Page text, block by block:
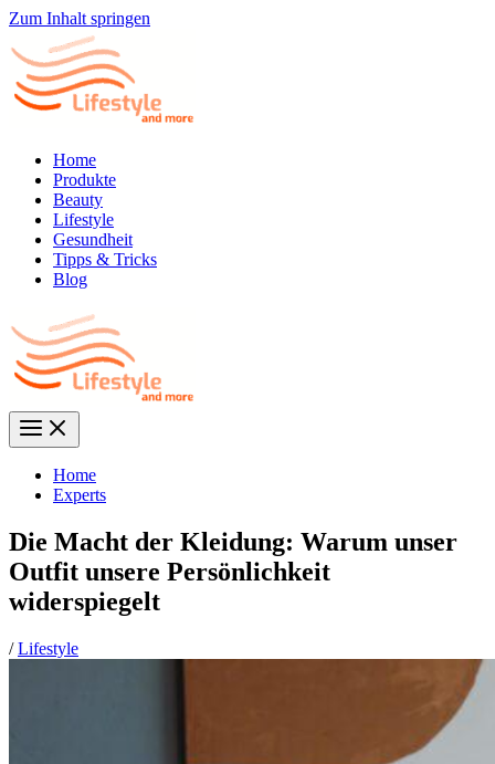
Zum Inhalt springen
Home
Produkte
Beauty
Lifestyle
Gesundheit
Tipps & Tricks
Blog
Home
Experts
Die Macht der Kleidung: Warum unser
Outfit unsere Persönlichkeit
widerspiegelt
/Lifestyle